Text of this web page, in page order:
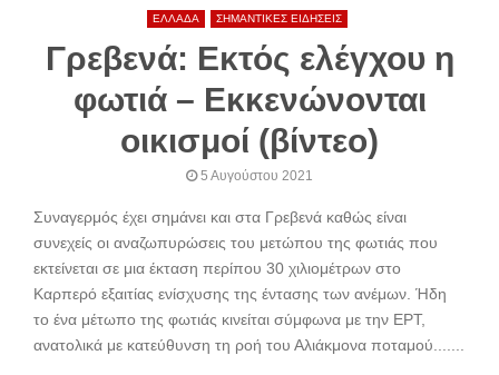
ΕΛΛΑΔΑ ΣΗΜΑΝΤΙΚΕΣ ΕΙΔΗΣΕΙΣ
Γρεβενά: Εκτός ελέγχου η
φωτιά – Εκκενώνονται
οικισμοί (βίντεο)
5 Αυγούστου 2021
Συναγερμός έχει σημάνει και στα Γρεβενά καθώς είναι
συνεχείς οι αναζωπυρώσεις του μετώπου της φωτιάς που
εκτείνεται σε μια έκταση περίπου 30 χιλιομέτρων στο
Καρπερό εξαιτίας ενίσχυσης της έντασης των ανέμων. Ήδη
το ένα μέτωπο της φωτιάς κινείται σύμφωνα με την ΕΡΤ,
ανατολικά με κατεύθυνση τη ροή του Αλιάκμονα ποταμού.......